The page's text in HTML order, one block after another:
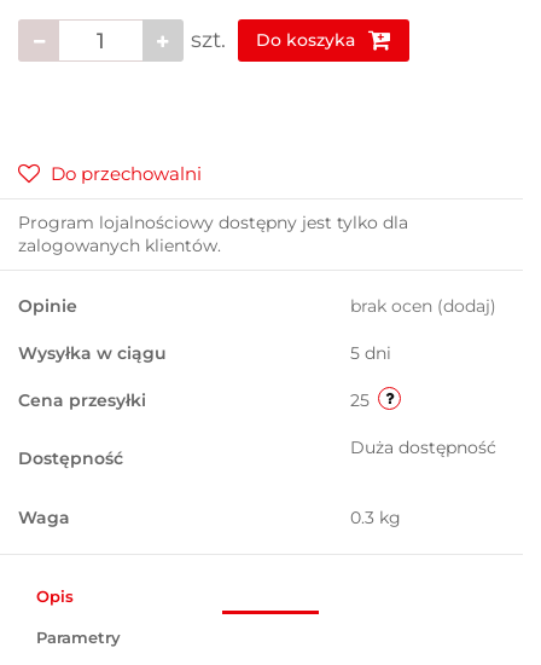
szt. Do koszyka
Do przechowalni
Program lojalnościowy dostępny jest tylko dla
zalogowanych klientów.
Opinie brak ocen (dodaj)
Wysyłka w ciągu 5 dni
Cena przesyłki 25
Dostępność Duża dostępność
Waga 0.3 kg
Opis
Parametry